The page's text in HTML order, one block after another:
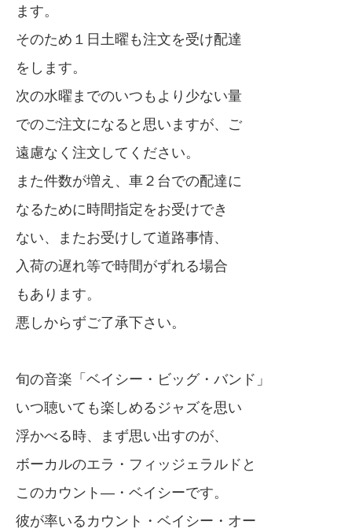
ます。
そのため１日土曜も注文を受け配達
をします。
次の水曜までのいつもより少ない量
でのご注文になると思いますが、ご
遠慮なく注文してください。
また件数が増え、車２台での配達に
なるために時間指定をお受けでき
ない、またお受けして道路事情、
入荷の遅れ等で時間がずれる場合
もあります。
悪しからずご了承下さい。
旬の音楽「ベイシー・ビッグ・バンド」
いつ聴いても楽しめるジャズを思い
浮かべる時、まず思い出すのが、
ボーカルのエラ・フィッジェラルドと
このカウント―・ベイシーです。
彼が率いるカウント・ベイシー・オー